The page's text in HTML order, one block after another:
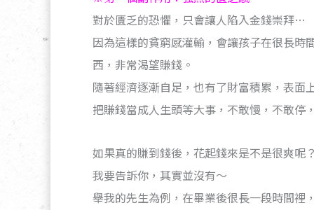
對於匱乏的恐懼，只會讓人陷入金錢崇拜…
因為這樣的貧窮感灌輸，會讓孩子在很長
西，非常渴望賺錢。
隨著經濟逐漸自足，也有了財富積累，表
把賺錢當成人生頭等大事，不敢慢，不敢
如果真的賺到錢後，花起錢來是不是很爽呢
我要告訴你，其實並沒有～
舉我的先生為例，在畢業後很長一段時間裡